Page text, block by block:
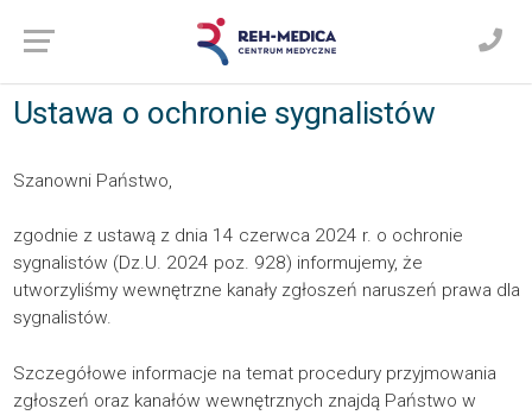
Ustawa o ochronie sygnalistów
Szanowni Państwo,
zgodnie z ustawą z dnia 14 czerwca 2024 r. o ochronie
sygnalistów (Dz.U. 2024 poz. 928) informujemy, że
utworzyliśmy wewnętrzne kanały zgłoszeń naruszeń prawa dla
sygnalistów.
Szczegółowe informacje na temat procedury przyjmowania
zgłoszeń oraz kanałów wewnętrznych znajdą Państwo w